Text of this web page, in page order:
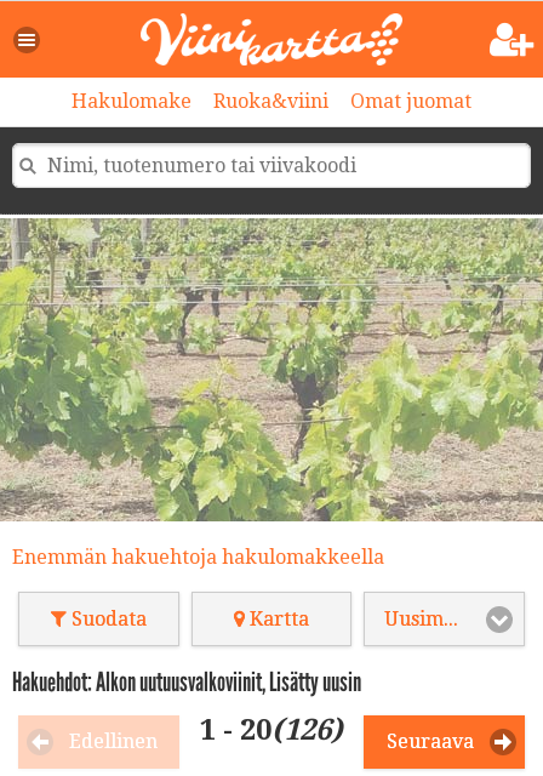
Hakulomake Ruoka&viini Omat juomat
Enemmän hakuehtoja hakulomakkeella
Suodata Kartta Uusimmat
Hakuehdot: Alkon uutuusvalkoviinit, Lisätty uusin
Edellinen 1 - 20(126) Seuraava